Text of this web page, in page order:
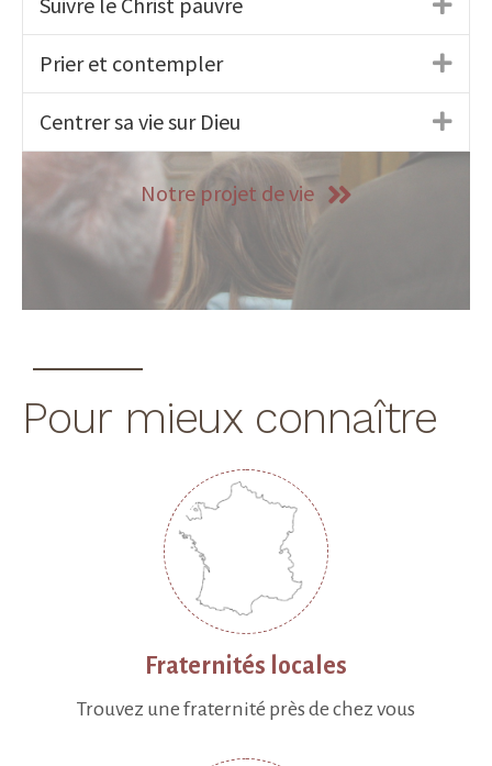
Prier et contempler
Centrer sa vie sur Dieu
Notre projet de vie
Pour mieux connaître
Fraternités locales
Trouvez une fraternité près de chez vous